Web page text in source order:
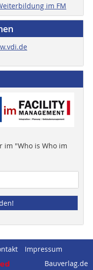
im FM
im "Who is Who im
Impressum
Bauverlag.de